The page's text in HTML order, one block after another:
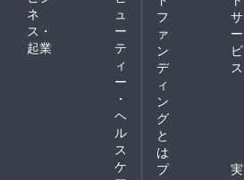
ネ
ス・
起業
ュ
ー
テ
ィ
ー
・
ヘ
ル
ス
ケ
フ
ァ
ン
デ
ィ
ン
グ
と
は
サ
ー
ビ
ス
プ
実